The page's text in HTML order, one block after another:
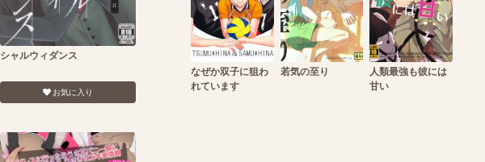
シャルウィダンス
お気に入り
なぜか双子に狙わ
れています
若気の至り
人類最強も彼には
甘い